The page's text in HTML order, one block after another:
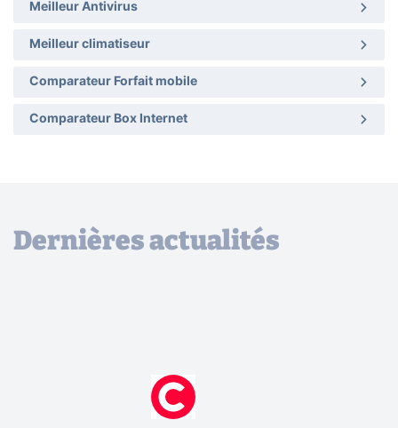
Meilleur Antivirus
Meilleur climatiseur
Comparateur Forfait mobile
Comparateur Box Internet
Dernières actualités